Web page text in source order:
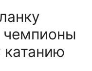
чемпионы
катанию